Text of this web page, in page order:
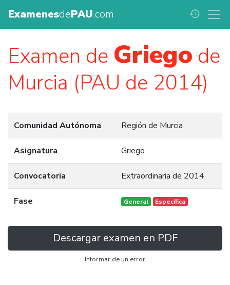
ExamenesdePAU.com history
Examen de Griego de
Murcia (PAU de 2014)
Comunidad Autónoma Región de Murcia
Asignatura Griego
Convocatoria Extraordinaria de 2014
Fase General Específica
Descargar examen en PDF
Informar de un error